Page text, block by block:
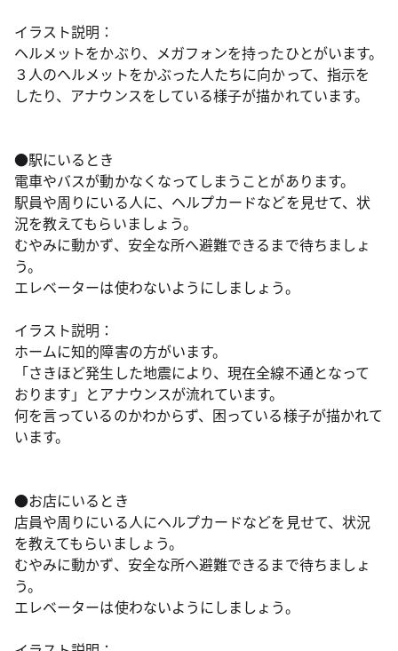
イラスト説明：
ヘルメットをかぶり、メガフォンを持ったひとがいます。
３人のヘルメットをかぶった人たちに向かって、指示を
したり、アナウンスをしている様子が描かれています。
●駅にいるとき
電車やバスが動かなくなってしまうことがあります。
駅員や周りにいる人に、ヘルプカードなどを見せて、状
況を教えてもらいましょう。
むやみに動かず、安全な所へ避難できるまで待ちましょ
う。
エレベーターは使わないようにしましょう。
イラスト説明：
ホームに知的障害の方がいます。
「さきほど発生した地震により、現在全線不通となって
おります」とアナウンスが流れています。
何を言っているのかわからず、困っている様子が描かれて
います。
●お店にいるとき
店員や周りにいる人にヘルプカードなどを見せて、状況
を教えてもらいましょう。
むやみに動かず、安全な所へ避難できるまで待ちましょ
う。
エレベーターは使わないようにしましょう。